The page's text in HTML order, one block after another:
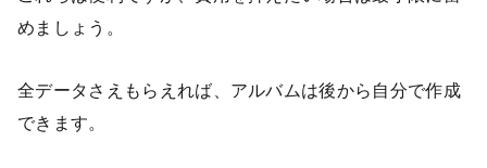
めましょう。
全データさえもらえれば、アルバムは後から自分で作成
できます。